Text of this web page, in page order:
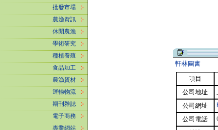
批發市場
農漁資訊
休閒農漁
學術研究
種植養殖
食品加工
農漁資材
運輸物流
期刊雜誌
電子商務
專業網站
軒林圖書
項目
公司地址
公司網址
公司電話